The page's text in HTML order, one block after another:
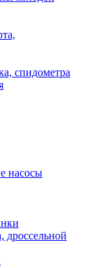
спидометра
насосы
дроссельной